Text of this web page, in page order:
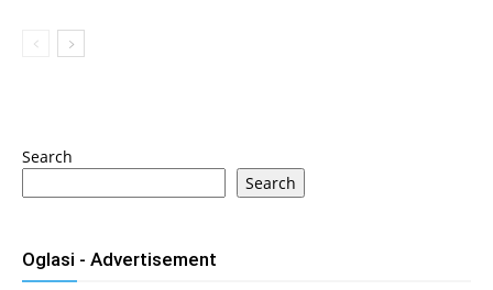
Search
Search
Oglasi - Advertisement